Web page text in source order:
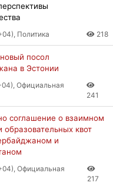
Политика 218
посол
в Эстонии
Официальная
241
соглашение о взаимном
образовательных квот
и
Официальная
217